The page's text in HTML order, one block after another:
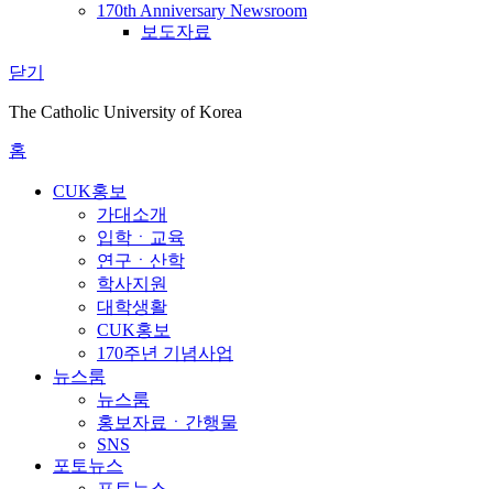
170th Anniversary Newsroom
보도자료
닫기
The Catholic University of Korea
홈
CUK홍보
가대소개
입학ㆍ교육
연구ㆍ산학
학사지원
대학생활
CUK홍보
170주년 기념사업
뉴스룸
뉴스룸
홍보자료ㆍ간행물
SNS
포토뉴스